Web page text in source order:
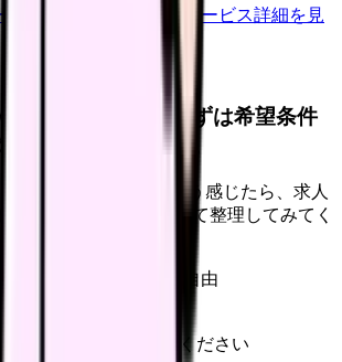
の見積もりを依頼
サービス詳細を見
看護師さんへ。まずは希望条件
を見比べられます。
までいいのかな...」そう感じたら、求人
確認したい不安を分けて整理してみてく
退会自由
探す
最新情報を確認してください